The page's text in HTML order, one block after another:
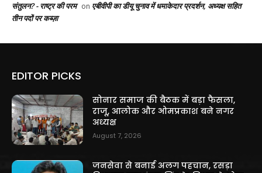
संतुलन? - राष्ट्र की परम on एबीवीपी का डीयू चुनाव में धमाकेदार प्रदर्शन, अध्यक्ष सहित
तीन पदों पर कब्ज़ा
EDITOR PICKS
सोनार समाज की बैठक में बड़ा फैसला,
राजू, आलोक और ओमप्रकाश बने नगर
अध्यक्ष
August 7, 2026
जनसेवा से बनाई अलग पहचान, रसड़ा